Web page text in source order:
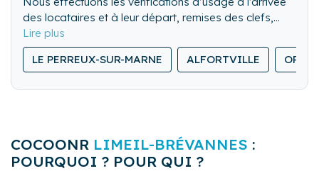
des locataires et à leur départ, remises des clefs,
visite des lieux. Nous pouvons également gérer les
locations de dernière minute.
Nous nettoyons de fond en comble l’ensemble du
logement.
Nous lavons, repassons et rangeons le linge de
LE PERREUX-SUR-MARNE ALFORTVILLE ORLY
COCOONR LIMEIL-BRÉVANNES :
POURQUOI ? POUR QUI ?